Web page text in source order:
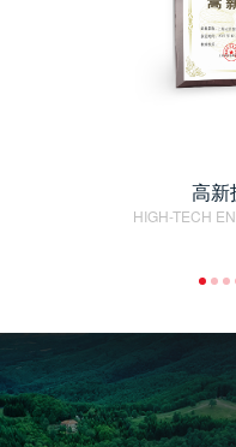
高新
HIGH-TECH